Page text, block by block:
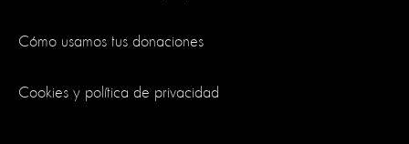
Cómo usamos tus donaciones
Cookies y política de privacidad